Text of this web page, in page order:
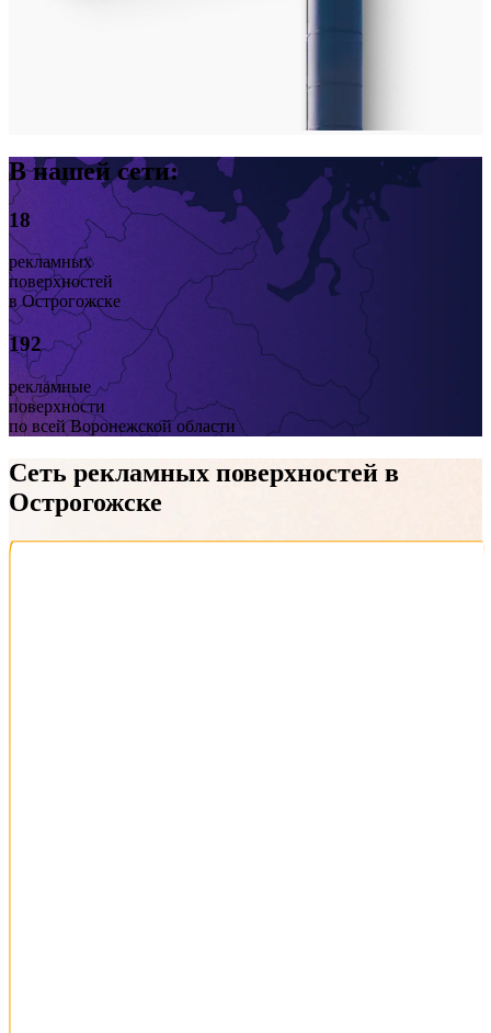
В нашей сети:
18
рекламных
поверхностей
в Острогожске
192
рекламные
поверхности
по всей Воронежской области
Сеть рекламных поверхностей в
Острогожске